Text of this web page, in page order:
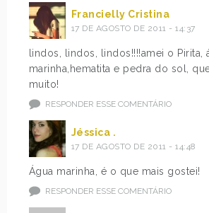
Francielly Cristina
17 DE AGOSTO DE 2011 - 14:37
lindos, lindos, lindos!!!!amei o Pirita,
marinha,hematita e pedra do sol,
muito!
RESPONDER ESSE COMENTÁRIO
Jéssica .
17 DE AGOSTO DE 2011 - 14:48
Água marinha, é o que mais gostei!
RESPONDER ESSE COMENTÁRIO